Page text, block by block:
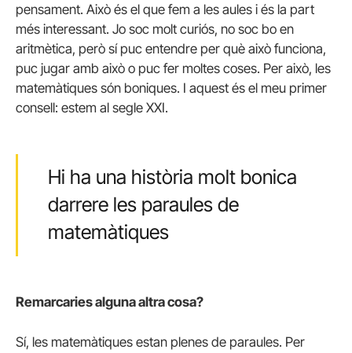
pensament. Això és el que fem a les aules i és la part
més interessant. Jo soc molt curiós, no soc bo en
aritmètica, però sí puc entendre per què això funciona,
puc jugar amb això o puc fer moltes coses. Per això, les
matemàtiques són boniques. I aquest és el meu primer
consell: estem al segle XXI.
Hi ha una història molt bonica
darrere les paraules de
matemàtiques
Remarcaries alguna altra cosa?
Sí, les matemàtiques estan plenes de paraules. Per